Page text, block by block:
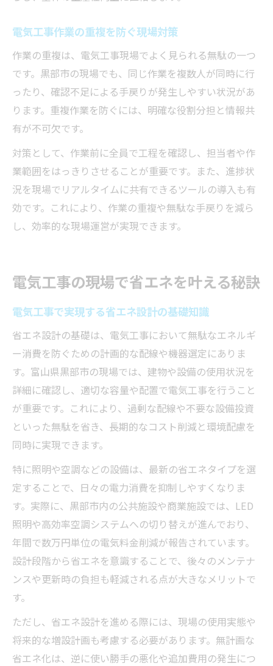
電気工事作業の重複を防ぐ現場対策
作業の重複は、電気工事現場でよく見られる無駄の一つ
です。黒部市の現場でも、同じ作業を複数人が同時に行
ったり、確認不足による手戻りが発生しやすい状況があ
ります。重複作業を防ぐには、明確な役割分担と情報共
有が不可欠です。
対策として、作業前に全員で工程を確認し、担当者や作
業範囲をはっきりさせることが重要です。また、進捗状
況を現場でリアルタイムに共有できるツールの導入も有
効です。これにより、作業の重複や無駄な手戻りを減ら
し、効率的な現場運営が実現できます。
電気工事の現場で省エネを叶える秘訣
電気工事で実現する省エネ設計の基礎知識
省エネ設計の基礎は、電気工事において無駄なエネルギ
ー消費を防ぐための計画的な配線や機器選定にありま
す。富山県黒部市の現場では、建物や設備の使用状況を
詳細に確認し、適切な容量や配置で電気工事を行うこと
が重要です。これにより、過剰な配線や不要な設備投資
といった無駄を省き、長期的なコスト削減と環境配慮を
同時に実現できます。
特に照明や空調などの設備は、最新の省エネタイプを選
定することで、日々の電力消費を抑制しやすくなりま
す。実際に、黒部市内の公共施設や商業施設では、LED
照明や高効率空調システムへの切り替えが進んでおり、
年間で数万円単位の電気料金削減が報告されています。
設計段階から省エネを意識することで、後々のメンテナ
ンスや更新時の負担も軽減される点が大きなメリットで
す。
ただし、省エネ設計を進める際には、現場の使用実態や
将来的な増設計画も考慮する必要があります。無計画な
省エネ化は、逆に使い勝手の悪化や追加費用の発生につ